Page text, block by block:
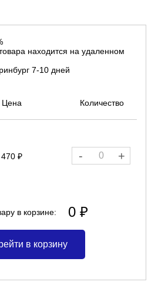
находится на удаленном
7-10 дней
Цена Количество
470 ₽ - +
в корзине: 0 ₽
в корзину